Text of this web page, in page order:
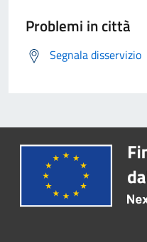
Problemi in città
Segnala disservizio